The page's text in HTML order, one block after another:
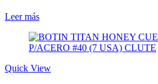
Leer más
Quick View